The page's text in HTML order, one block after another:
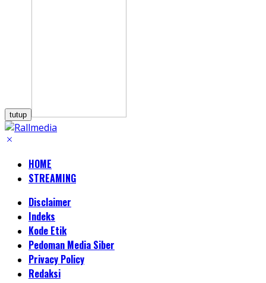
tutup
HOME
STREAMING
Disclaimer
Indeks
Kode Etik
Pedoman Media Siber
Privacy Policy
Redaksi